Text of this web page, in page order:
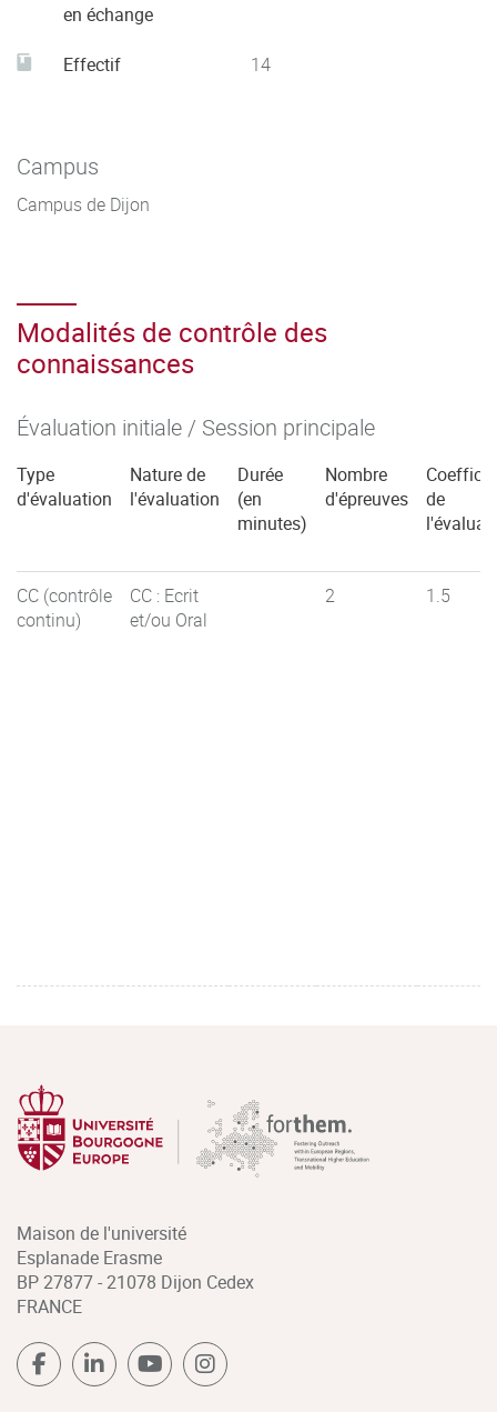
en échange
Effectif 14
Campus
Campus de Dijon
Modalités de contrôle des
connaissances
Évaluation initiale / Session principale
Type
d'évaluation
Nature de
l'évaluation
Durée
(en
minutes)
Nombre
d'épreuves
de
CC (contrôle
continu)
CC : Ecrit
et/ou Oral
2 1.5
Maison de l'université
Esplanade Erasme
BP 27877 - 21078 Dijon Cedex
FRANCE